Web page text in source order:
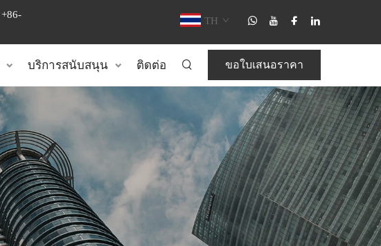
+86-
TH
บริการสนับสนุน ติดต่อ ขอใบเสนอราคา